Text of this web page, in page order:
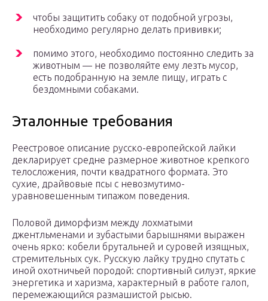
чтобы защитить собаку от подобной угрозы,
необходимо регулярно делать прививки;
помимо этого, необходимо постоянно следить за
животным — не позволяйте ему лезть мусор,
есть подобранную на земле пищу, играть с
бездомными собаками.
Эталонные требования
Реестровое описание русско-европейской лайки
декларирует средне размерное животное крепкого
телосложения, почти квадратного формата. Это
сухие, драйвовые псы с невозмутимо-
уравновешенным типажом поведения.
Половой диморфизм между лохматыми
джентльменами и зубастыми барышнями выражен
очень ярко: кобели брутальней и суровей изящных,
стремительных сук. Русскую лайку трудно спутать с
иной охотничьей породой: спортивный силуэт, яркие
энергетика и харизма, характерный в работе галоп,
перемежающийся размашистой рысью.